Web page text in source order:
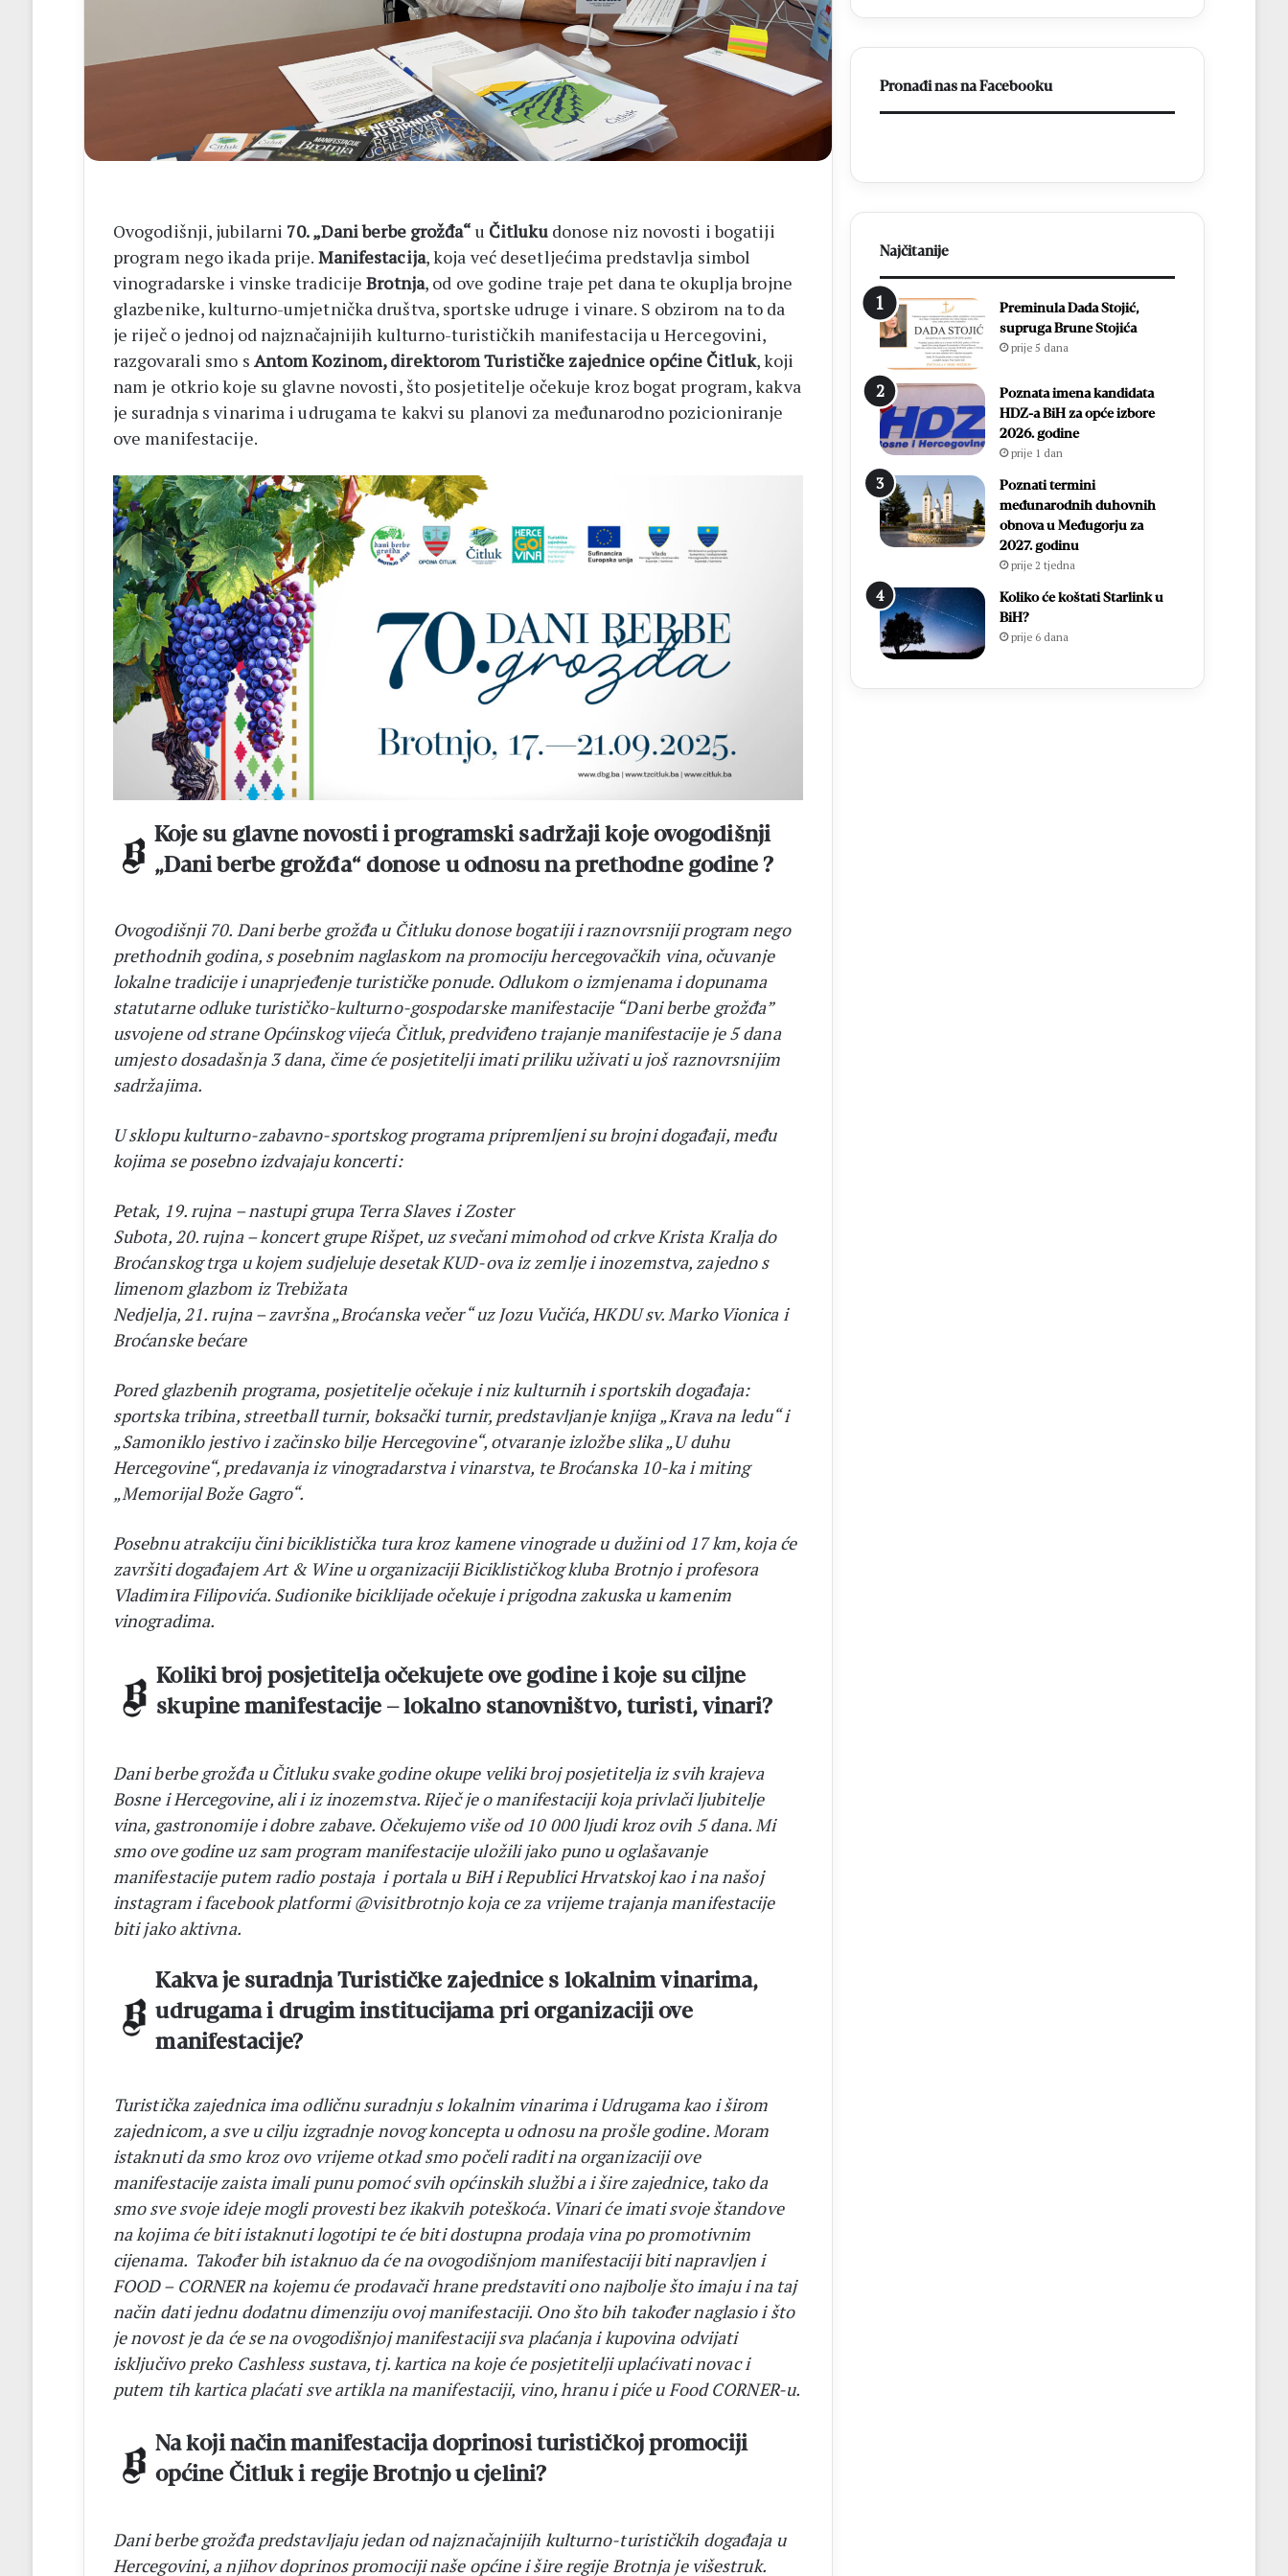
Ovogodišnji, jubilarni 70. „Dani berbe grožđa“ u Čitlukudonose niz novosti i bogatiji
program nego ikada prije. Manifestacija, koja već desetljećima predstavlja simbol
vinogradarske i vinske tradicijeBrotnja, od ove godine traje pet dana te okuplja brojne
glazbenike, kulturno-umjetnička društva, sportske udruge i vinare. S obzirom na to da
je riječ o jednoj od najznačajnijih kulturno-turističkih manifestacija u Hercegovini,
razgovarali smo s Antom Kozinom, direktorom Turističke zajednice općine Čitluk, koji
nam je otkrio koje su glavne novosti, što posjetitelje očekuje kroz bogat program, kakva
je suradnja s vinarima i udrugama te kakvi su planovi za međunarodno pozicioniranje
ove manifestacije.
Koje su glavne novosti i programski sadržaji koje ovogodišnji
„Dani berbe grožđa“ donose u odnosu na prethodne godine ?
Ovogodišnji 70. Dani berbe grožđa u Čitluku donose bogatiji i raznovrsniji program nego
prethodnih godina, s posebnim naglaskom na promociju hercegovačkih vina, očuvanje
lokalne tradicije i unaprjeđenje turističke ponude. Odlukom o izmjenama i dopunama
statutarne odluke turističko-kulturno-gospodarske manifestacije “Dani berbe grožđa”
usvojene od strane Općinskog vijeća Čitluk, predviđeno trajanje manifestacije je 5 dana
umjesto dosadašnja 3 dana, čime će posjetitelji imati priliku uživati u još raznovrsnijim
sadržajima.
U sklopu kulturno-zabavno-sportskog programa pripremljeni su brojni događaji, među
kojima se posebno izdvajaju koncerti:
Petak, 19. rujna – nastupi grupa Terra Slaves i Zoster
Subota, 20. rujna – koncert grupe Rišpet, uz svečani mimohod od crkve Krista Kralja do
Broćanskog trga u kojem sudjeluje desetak KUD-ova iz zemlje i inozemstva, zajedno s
limenom glazbom iz Trebižata
Nedjelja, 21. rujna – završna „Broćanska večer“ uz Jozu Vučića, HKDU sv. Marko Vionica i
Broćanske bećare
Pored glazbenih programa, posjetitelje očekuje i niz kulturnih i sportskih događaja:
sportska tribina, streetball turnir, boksački turnir, predstavljanje knjiga „Krava na ledu“ i
„Samoniklo jestivo i začinsko bilje Hercegovine“, otvaranje izložbe slika „U duhu
Hercegovine“, predavanja iz vinogradarstva i vinarstva, te Broćanska 10-ka i miting
„Memorijal Bože Gagro“.
Posebnu atrakciju čini biciklistička tura kroz kamene vinograde u dužini od 17 km, koja će
završiti događajem Art & Wine u organizaciji Biciklističkog kluba Brotnjo i profesora
Vladimira Filipovića. Sudionike biciklijade očekuje i prigodna zakuska u kamenim
vinogradima.
Koliki broj posjetitelja očekujete ove godine i koje su ciljne
skupine manifestacije – lokalno stanovništvo, turisti, vinari?
Dani berbe grožđa u Čitluku svake godine okupe veliki broj posjetitelja iz svih krajeva
Bosne i Hercegovine, ali i iz inozemstva. Riječ je o manifestaciji koja privlači ljubitelje
vina, gastronomije i dobre zabave. Očekujemo više od 10 000 ljudi kroz ovih 5 dana. Mi
smo ove godine uz sam program manifestacije uložili jako puno u oglašavanje
manifestacije putem radio postaja i portala u BiH i Republici Hrvatskoj kao i na našoj
instagram i facebook platformi @visitbrotnjo koja ce za vrijeme trajanja manifestacije
biti jako aktivna.
Kakva je suradnja Turističke zajednice s lokalnim vinarima,
udrugama i drugim institucijama pri organizaciji ove
manifestacije?
Turistička zajednica ima odličnu suradnju s lokalnim vinarima i Udrugama kao i širom
zajednicom, a sve u cilju izgradnje novog koncepta u odnosu na prošle godine. Moram
istaknuti da smo kroz ovo vrijeme otkad smo počeli raditi na organizaciji ove
manifestacije zaista imali punu pomoć svih općinskih službi a i šire zajednice, tako da
smo sve svoje ideje mogli provesti bez ikakvih poteškoća. Vinari će imati svoje štandove
na kojima će biti istaknuti logotipi te će biti dostupna prodaja vina po promotivnim
cijenama. Također bih istaknuo da će na ovogodišnjom manifestaciji biti napravljen i
FOOD – CORNER na kojemu će prodavači hrane predstaviti ono najbolje što imaju i na taj
način dati jednu dodatnu dimenziju ovoj manifestaciji. Ono što bih također naglasio i što
je novost je da će se na ovogodišnjoj manifestaciji sva plaćanja i kupovina odvijati
isključivo preko Cashless sustava, tj. kartica na koje će posjetitelji uplaćivati novac i
putem tih kartica plaćati sve artikla na manifestaciji, vino, hranu i piće u Food CORNER-u.
Na koji način manifestacija doprinosi turističkoj promociji
općine Čitluk i regije Brotnjo u cjelini?
Dani berbe grožđa predstavljaju jedan od najznačajnijih kulturno-turističkih događaja u
Hercegovini, a njihov doprinos promociji naše općine i šire regije Brotnja je višestruk.
Brotnjo
Pronađi nas na Facebooku
Najčitanije
Preminula Dada Stojić,
supruga Brune Stojića
prije 5 dana
Poznata imena kandidata
HDZ-a BiH za opće izbore
2026. godine
prije 1 dan
Poznati termini
međunarodnih duhovnih
obnova u Međugorju za
2027. godinu
prije 2 tjedna
Koliko će koštati Starlink u
BiH?
prije 6 dana